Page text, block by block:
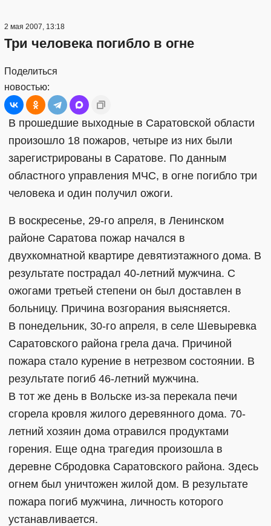
2 мая 2007, 13:18
Три человека погибло в огне
Поделиться
новостью:
В прошедшие выходные в Саратовской области
произошло 18 пожаров, четыре из них были
зарегистрированы в Саратове. По данным
областного управления МЧС, в огне погибло три
человека и один получил ожоги.
В воскресенье, 29-го апреля, в Ленинском
районе Саратова пожар начался в
двухкомнатной квартире девятиэтажного дома. В
результате пострадал 40-летний мужчина. С
ожогами третьей степени он был доставлен в
больницу. Причина возгорания выясняется.
В понедельник, 30-го апреля, в селе Шевыревка
Саратовского района грела дача. Причиной
пожара стало курение в нетрезвом состоянии. В
результате погиб 46-летний мужчина.
В тот же день в Вольске из-за перекала печи
сгорела кровля жилого деревянного дома. 70-
летний хозяин дома отравился продуктами
горения. Еще одна трагедия произошла в
деревне Сбродовка Саратовского района. Здесь
огнем был уничтожен жилой дом. В результате
пожара погиб мужчина, личность которого
устанавливается.